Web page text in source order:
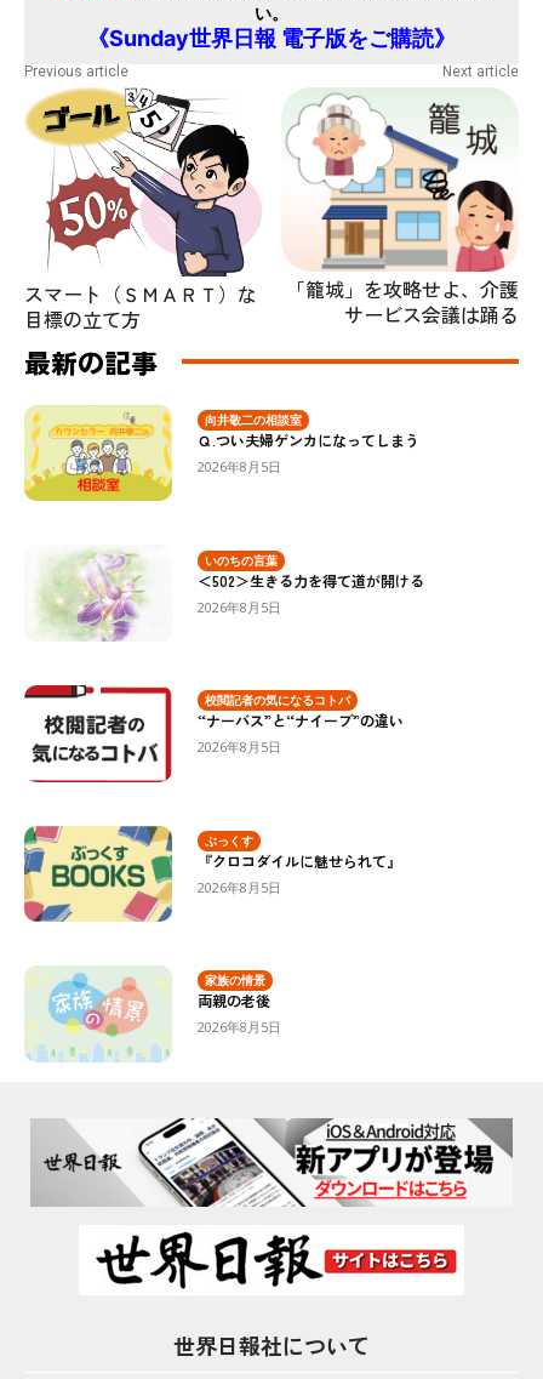
い。
《Sunday世界日報 電子版をご購読》
Previous article
スマート（ＳＭＡＲＴ）な
目標の立て方
Next article
「籠城」を攻略せよ、介護
サービス会議は踊る
最新の記事
向井敬二の相談室
Ｑ.つい夫婦ゲンカになってしまう
2026年8月5日
いのちの言葉
＜502＞生きる力を得て道が開ける
2026年8月5日
校閲記者の気になるコトバ
“ナーバス”と“ナイーブ”の違い
2026年8月5日
ぶっくす
『クロコダイルに魅せられて』
2026年8月5日
家族の情景
両親の老後
2026年8月5日
世界日報社について